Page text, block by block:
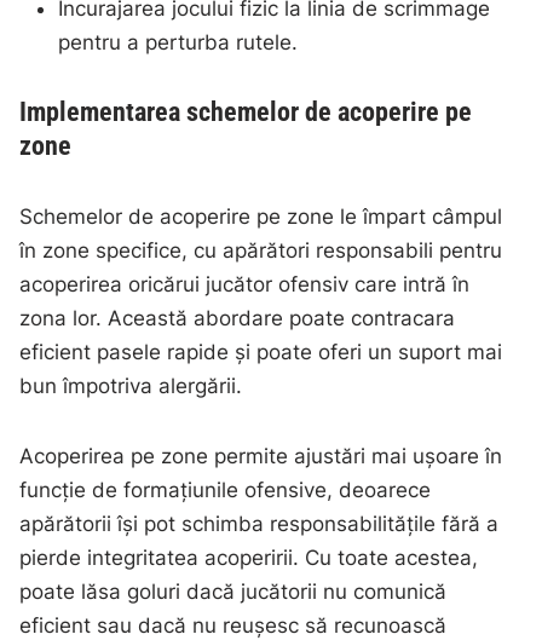
Încurajarea jocului fizic la linia de scrimmage
pentru a perturba rutele.
Implementarea schemelor de acoperire pe
zone
Schemelor de acoperire pe zone le împart câmpul
în zone specifice, cu apărători responsabili pentru
acoperirea oricărui jucător ofensiv care intră în
zona lor. Această abordare poate contracara
eficient pasele rapide și poate oferi un suport mai
bun împotriva alergării.
Acoperirea pe zone permite ajustări mai ușoare în
funcție de formațiunile ofensive, deoarece
apărătorii își pot schimba responsabilitățile fără a
pierde integritatea acoperirii. Cu toate acestea,
poate lăsa goluri dacă jucătorii nu comunică
eficient sau dacă nu reușesc să recunoască